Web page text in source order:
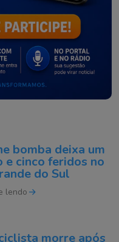
bomba deixa um
e cinco feridos no
do Sul
lendo
morre após